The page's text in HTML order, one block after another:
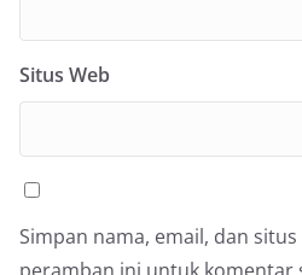
Situs Web
Simpan nama, email, dan